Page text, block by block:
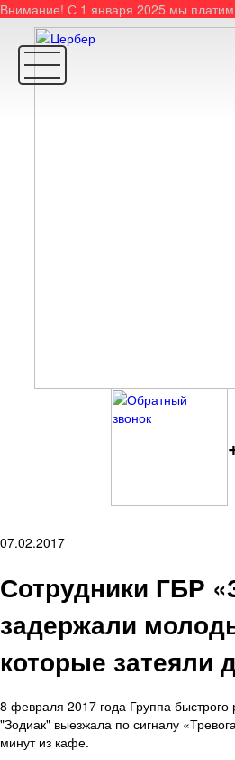
Внимание! С 1 января 2025 мы
07.02.2017
Сотрудники ГБР
задержали
которые затеяли
8 февраля 2017 года Группа
"Зодиак" выезжала по сигналу
минут из кафе.